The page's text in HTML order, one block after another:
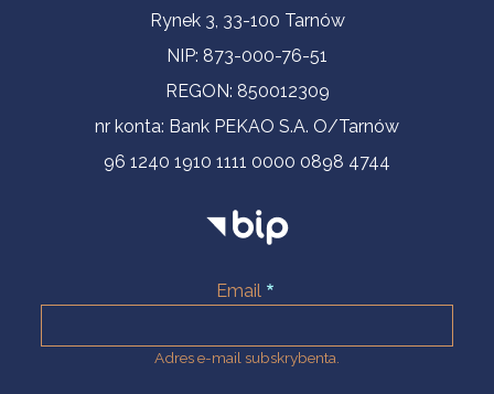
Informacje kontaktoweRynek 3, 33-100 Tarnów
NIP: 873-000-76-51
REGON: 850012309
nr konta: Bank PEKAO S.A. O/Tarnów
96 1240 1910 1111 0000 0898 4744
Email
Adres e-mail subskrybenta.